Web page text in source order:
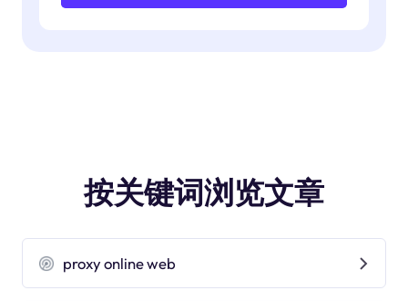
按关键词浏览文章
proxy online web